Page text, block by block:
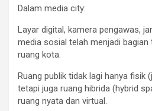
Dalam media city:
Layar digital, kamera pengawas,
media sosial telah menjadi bagian
ruang kota.
Ruang publik tidak lagi hanya fisik
tetapi juga ruang hibrida (hybrid
ruang nyata dan virtual.